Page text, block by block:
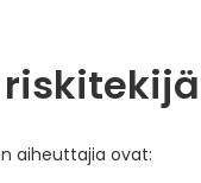
aiheuttajia ovat: